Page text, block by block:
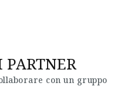
PARTNER
con un gruppo